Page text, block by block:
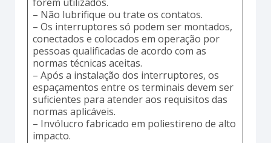
– Não lubrifique ou trate os contatos.
– Os interruptores só podem ser montados,
conectados e colocados em operação por
pessoas qualificadas de acordo com as
normas técnicas aceitas.
– Após a instalação dos interruptores, os
espaçamentos entre os terminais devem ser
suficientes para atender aos requisitos das
normas aplicáveis.
– Invólucro fabricado em poliestireno de alto
impacto.